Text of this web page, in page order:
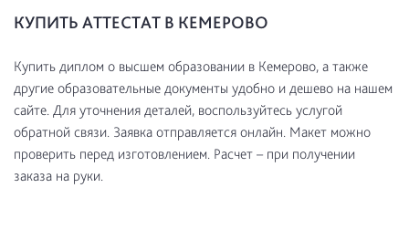
КУПИТЬ АТТЕСТАТ В КЕМЕРОВО
Купить диплом о высшем образовании в Кемерово, а также
другие образовательные документы удобно и дешево на нашем
сайте. Для уточнения деталей, воспользуйтесь услугой
обратной связи. Заявка отправляется онлайн. Макет можно
проверить перед изготовлением. Расчет – при получении
заказа на руки.